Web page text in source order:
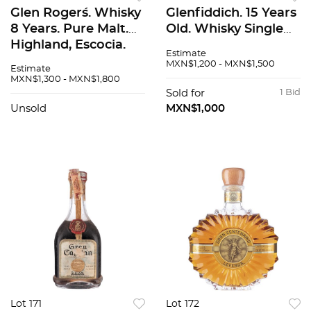
Glen Roger´s. Whisky
8 Years. Pure Malt.
Highland, Escocia.
Estimate
MXN$1,300 - MXN$1,800
Unsold
Glenfiddich. 15 Years
Old. Whisky Single
Escocia.
Estimate
MXN$1,200 - MXN$1,500
1 Bid
Sold for
MXN$1,000
Lot 171 Lot 172